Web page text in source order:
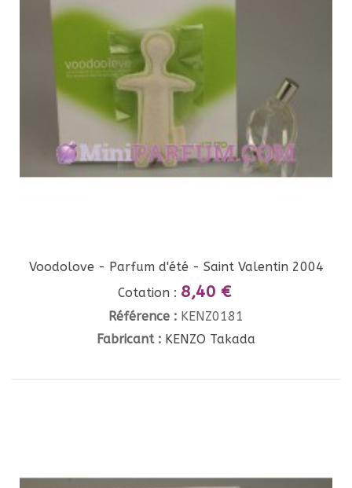
Voodolove - Parfum d'été - Saint Valentin 2004
Cotation : 8,40 €
Référence : KENZ0181
Fabricant : KENZO Takada